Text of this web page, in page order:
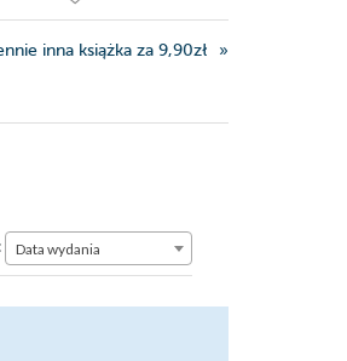
inna książka za 9,90zł
Data wydania
Data wydania